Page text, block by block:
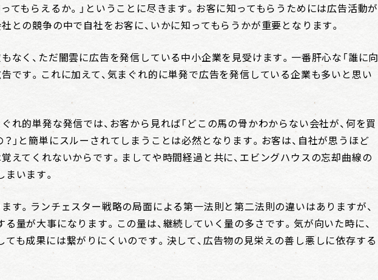
てもらえるか。」ということに尽きます。お客に知ってもらうためには広告活動が
との競争の中で自社をお客に、いかに知ってもらうかが重要となります。
なく、ただ闇雲に広告を発信している中小企業を見受けます。一番肝心な「誰に向
です。これに加えて、気まぐれ的に単発で広告を発信している企業も多いと思い
れ的単発な発信では、お客から見れば「どこの馬の骨かわからない会社が、何を買
」と簡単にスルーされてしまうことは必然となります。お客は、自社が思うほど
えてくれないからです。ましてや時間経過と共に、エビングハウスの忘却曲線の
います。
す。ランチェスター戦略の局面による第一法則と第二法則の違いはありますが、
量が大事になります。この量は、継続していく量の多さです。気が向いた時に、
も成果には繋がりにくいのです。決して、広告物の見栄えの善し悪しに依存する